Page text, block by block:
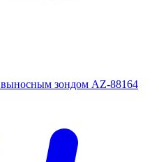
выносным зондом AZ-88164